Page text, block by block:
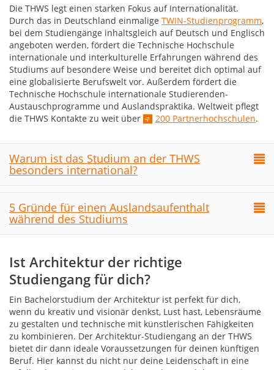
Die THWS legt einen starken Fokus auf Internationalität.
Durch das in Deutschland einmalige TWIN-Studienprogramm,
bei dem Studiengänge inhaltsgleich auf Deutsch und Englisch
angeboten werden, fördert die Technische Hochschule
internationale und interkulturelle Erfahrungen während des
Studiums auf besondere Weise und bereitet dich optimal auf
eine globalisierte Berufswelt vor. Außerdem fördert die
Technische Hochschule internationale Studierenden-
Austauschprogramme und Auslandspraktika. Weltweit pflegt
die THWS Kontakte zu weit über
200 Partnerhochschulen.
Warum ist das Studium an der THWS
besonders international?
5 Gründe für einen Auslandsaufenthalt
während des Studiums
Ist Architektur der richtige
Studiengang für dich?
Ein Bachelorstudium der Architektur ist perfekt für dich,
wenn du kreativ und visionär denkst, Lust hast, Lebensräume
zu gestalten und technische mit künstlerischen Fähigkeiten
zu kombinieren. Der Architektur-Studiengang an der THWS
bietet dir dann ideale Voraussetzungen für deinen künftigen
Beruf. Hier kannst du nicht nur deine Leidenschaft in eine